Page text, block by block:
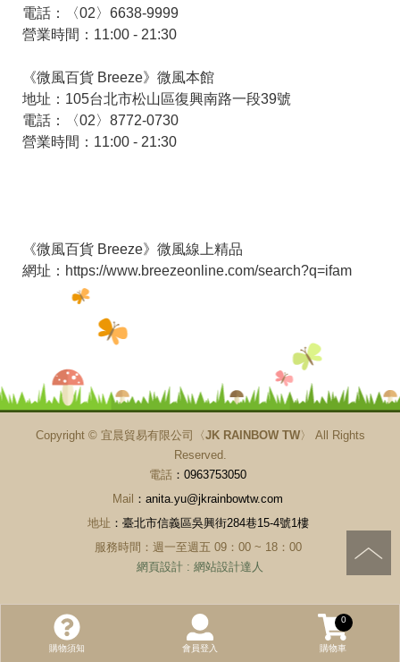
電話：〈02〉6638-9999
營業時間：11:00 - 21:30
《微風百貨 Breeze》微風本館
地址：105台北市松山區復興南路一段39號
電話：〈02〉8772-0730
營業時間：11:00 - 21:30
《微風百貨 Breeze》微風線上精品
網址： https://www.breezeonline.com/search?q=ifam
購物車
0
會員登入
購物須知
Copyright © 宜晨貿易有限公司〈JK RAINBOW TW〉
All Rights
Reserved.
電話 ：0963753050
Mail ：anita.yu@jkrainbowtw.com
地址 ：臺北市信義區吳興街284巷15-4號1樓
服務時間：週一至週五 09：00 ~ 18：00
網頁設計 : 網站設計達人